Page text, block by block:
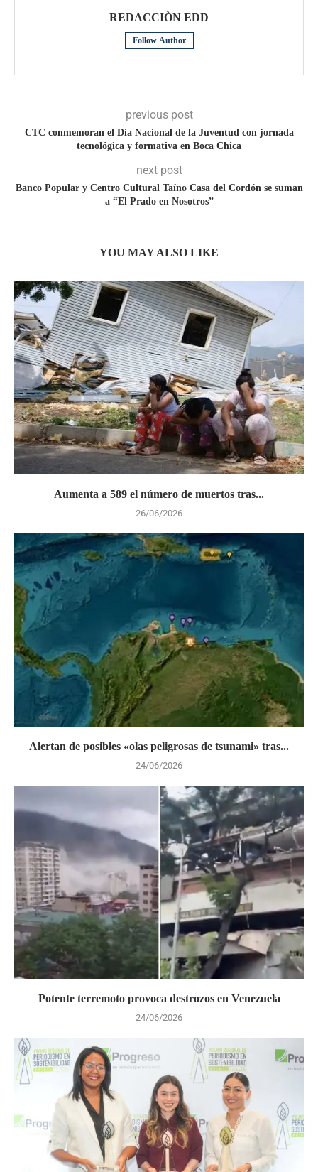
REDACCIÒN EDD
Follow Author
previous post
CTC conmemoran el Día Nacional de la Juventud con jornada
tecnológica y formativa en Boca Chica
next post
Banco Popular y Centro Cultural Taíno Casa del Cordón se suman
a “El Prado en Nosotros”
YOU MAY ALSO LIKE
Aumenta a 589 el número de muertos tras...
26/06/2026
Alertan de posibles «olas peligrosas de tsunami» tras...
24/06/2026
Potente terremoto provoca destrozos en Venezuela
24/06/2026